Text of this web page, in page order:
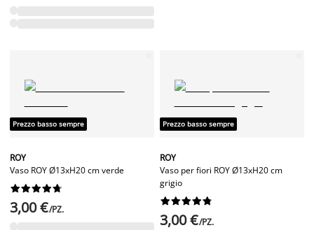
Prezzo basso sempre
ROY
Vaso ROY Ø13xH20 cm verde






3,00 €/PZ.
Prezzo basso sempre
ROY
Vaso per fiori ROY Ø13xH20 cm
grigio






3,00 €/PZ.